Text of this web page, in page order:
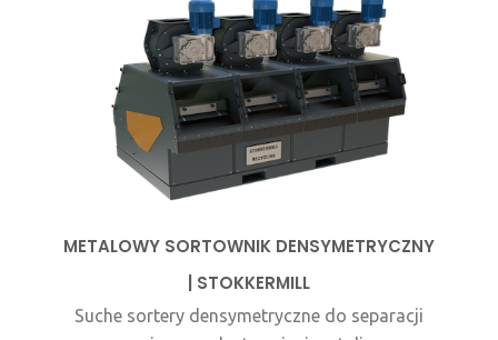
METALOWY SORTOWNIK DENSYMETRYCZNY
| STOKKERMILL
Suche sortery densymetryczne do separacji